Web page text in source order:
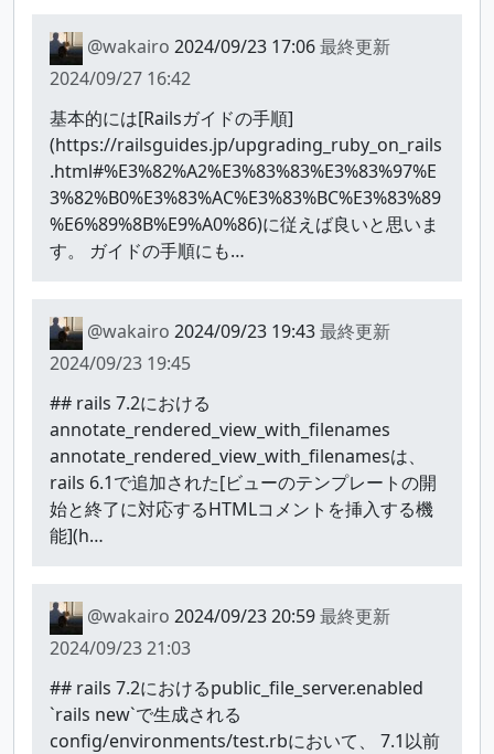
@wakairo 2024/09/23 17:06最終更新
2024/09/27 16:42
基本的には[Railsガイドの手順]
(https://railsguides.jp/upgrading_ruby_on_rails
.html#%E3%82%A2%E3%83%83%E3%83%97%E
3%82%B0%E3%83%AC%E3%83%BC%E3%83%89
%E6%89%8B%E9%A0%86)に従えば良いと思いま
す。 ガイドの手順にも…
@wakairo 2024/09/23 19:43最終更新
2024/09/23 19:45
## rails 7.2における
annotate_rendered_view_with_filenames
annotate_rendered_view_with_filenamesは、
rails 6.1で追加された[ビューのテンプレートの開
始と終了に対応するHTMLコメントを挿入する機
能](h…
@wakairo 2024/09/23 20:59最終更新
2024/09/23 21:03
## rails 7.2におけるpublic_file_server.enabled
`rails new`で生成される
config/environments/test.rbにおいて、 7.1以前